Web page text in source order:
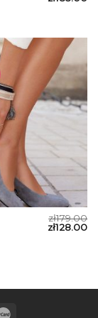
zł179.00
zł128.00